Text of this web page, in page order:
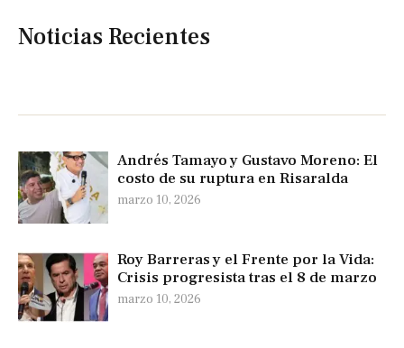
Noticias Recientes
Andrés Tamayo y Gustavo Moreno: El
costo de su ruptura en Risaralda
marzo 10, 2026
Roy Barreras y el Frente por la Vida:
Crisis progresista tras el 8 de marzo
marzo 10, 2026